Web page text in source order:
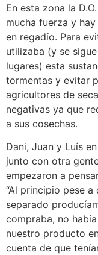
En esta zona la
mucha fuerza y
en regadío. Para
utilizaba (y se
lugares) esta
tormentas y evitar
agricultores de
negativas ya que
a sus cosechas.
Dani, Juan y Luís
junto con otra
empezaron a
“Al principio pese
separado
compraba, no
nuestro producto
cuenta de que